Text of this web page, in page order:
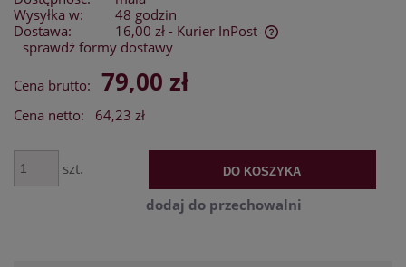
Wysyłka w:
48 godzin
Dostawa:
16,00 zł - Kurier InPost
Cena nie zawiera ewentualnych kosztów płatności
sprawdź formy dostawy
Cena brutto: 79,00 zł
Cena netto: 64,23 zł
szt. DO KOSZYKA
dodaj do przechowalni